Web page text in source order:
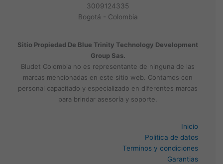
3009124335
Bogotá - Colombia
Sitio Propiedad De Blue Trinity Technology Development
Group Sas.
Bludet Colombia no es representante de ninguna de las
marcas mencionadas en este sitio web. Contamos con
personal capacitado y especializado en diferentes marcas
para brindar asesoría y soporte.
Inicio
Politica de datos
Terminos y condiciones
Garantias